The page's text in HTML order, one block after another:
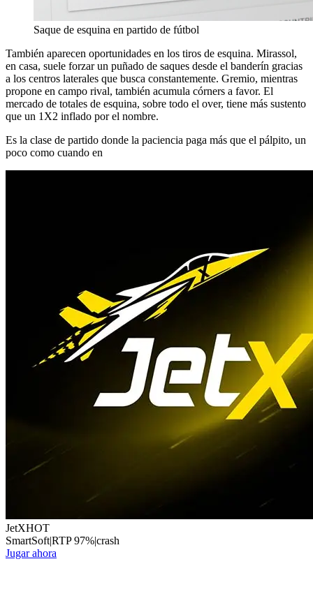
Saque de esquina en partido de fútbol
También aparecen oportunidades en los tiros de esquina. Mirassol,
en casa, suele forzar un puñado de saques desde el banderín gracias
a los centros laterales que busca constantemente. Gremio, mientras
propone en campo rival, también acumula córners a favor. El
mercado de totales de esquina, sobre todo el over, tiene más sustento
que un 1X2 inflado por el nombre.
Es la clase de partido donde la paciencia paga más que el pálpito, un
poco como cuando en
JetXHOT
SmartSoft|RTP97%|crash
Jugar ahora